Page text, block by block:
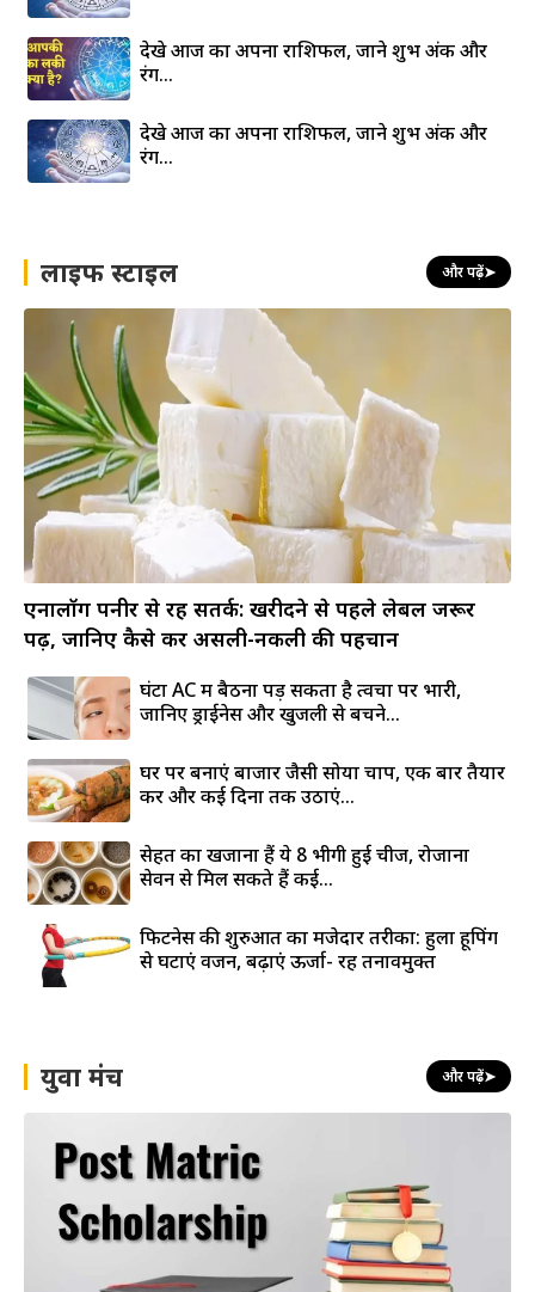
देखे आज का अपना राशिफल, जाने शुभ अंक और
रंग…
देखे आज का अपना राशिफल, जाने शुभ अंक और
रंग…
लाइफ स्टाइल और पढ़ें➤
एनालॉग पनीर से रहें सतर्क: खरीदने से पहले लेबल जरूर
पढ़ें, जानिए कैसे करें असली-नकली की पहचान
घंटों AC में बैठना पड़ सकता है त्वचा पर भारी,
जानिए ड्राईनेस और खुजली से बचने...
घर पर बनाएं बाजार जैसी सोया चाप, एक बार तैयार
करें और कई दिनों तक उठाएं...
सेहत का खजाना हैं ये 8 भीगी हुई चीजें, रोजाना
सेवन से मिल सकते हैं कई...
फिटनेस की शुरुआत का मजेदार तरीका: हुला हूपिंग
से घटाएं वजन, बढ़ाएं ऊर्जा- रहें तनावमुक्त
युवा मंच और पढ़ें➤